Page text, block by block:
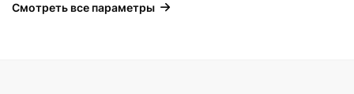
Смотреть все параметры